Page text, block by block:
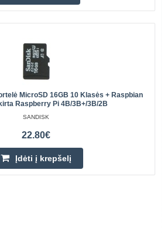
MicroSD 16GB 10 Klasės + Raspbian
Raspberry Pi 4B/3B+/3B/2B
SANDISK
22.80€
Įdėti į krepšelį